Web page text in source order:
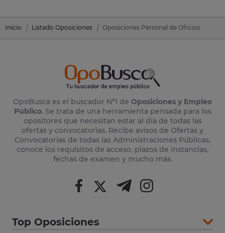
Inicio Listado Oposiciones Oposiciones Personal de Oficios
OpoBusca es el buscador Nº1 de Oposiciones y Empleo
Público. Se trata de una herramienta pensada para los
opositores que necesitan estar al día de todas las
ofertas y convocatorias. Recibe avisos de Ofertas y
Convocatorias de todas las Administraciones Públicas,
conoce los requisitos de acceso, plazos de instancias,
fechas de examen y mucho más.
Top Oposiciones